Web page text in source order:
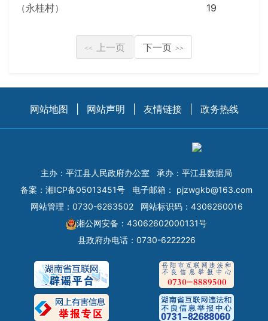
（永桂村）
19
<< 上一页 下一页 >>
网站地图 网站声明 友情链接 政务热线
主办：平江县人民政府办公室
承办：平江县数据局
备案： 湘ICP备05013451号 电子邮箱： pjzwgkb@163.com
网站管理：0730-6263502
网站标识码：4306260016
湘公网安备：43062602000131号
县政府办电话：0730-6222226